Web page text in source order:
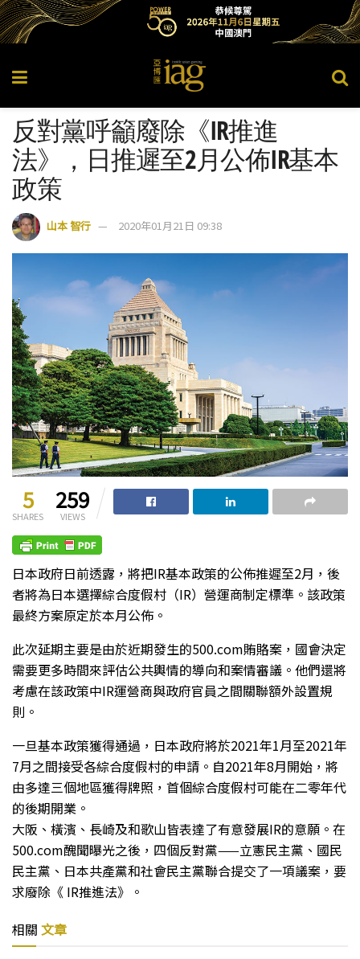
反對黨呼籲廢除《IR推進
法》，日推遲至2月公佈IR基本
政策
山本 智行 2020年01月21日 09:38
5
SHARES
259
VIEWS
日本政府日前透露，將把IR基本政策的公佈推遲至2月，後
者將為日本選擇綜合度假村（IR）營運商制定標準。該政策
最終方案原定於本月公佈。
此次延期主要是由於近期發生的500.com賄賂案，國會決定
需要更多時間來評估公共輿情的導向和案情審議。他們還將
考慮在該政策中IR運營商與政府官員之間關聯額外設置規
則。
一旦基本政策獲得通過，日本政府將於2021年1月至2021年
7月之間接受各綜合度假村的申請。自2021年8月開始，將
由多達三個地區獲得牌照，首個綜合度假村可能在二零年代
的後期開業。
大阪、橫濱、長崎及和歌山皆表達了有意發展IR的意願。在
500.com醜聞曝光之後，四個反對黨——立憲民主黨、國民
民主黨、日本共產黨和社會民主黨聯合提交了一項議案，要
求廢除《 IR推進法》。
相關 文章